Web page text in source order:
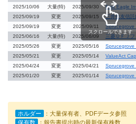
2025/10/06
大量(特) 2025/09/30
First Eagle
2025/09/19
変更 2025/09/15
三井住友信
2025/09/19
変更 2025/09/11
Sprucegrove
2025/06/16
大量(特) 2025/06/09
三菱ＵＦＪ
2025/05/26
変更 2025/05/16
Sprucegrove
2025/05/21
変更 2025/05/14
ValueAct
2025/04/24
変更 2025/04/21
Sprucegrove
2025/01/20
変更 2025/01/14 Sprucegrove
スクロールできます
ホルダー
：大量保有者、PDFデータ参照